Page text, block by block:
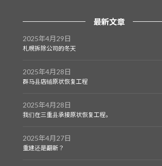
最新文章
2025年4月29日
札幌拆除公司的冬天
2025年4月28日
群马县店铺原状恢复工程
2025年4月28日
我们在三重县承接原状恢复工程。
2025年4月27日
重建还是翻新？